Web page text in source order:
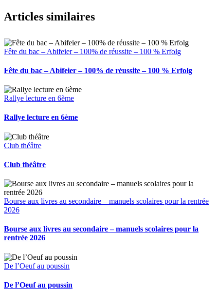
Facebook
X
Pinterest
Email
Articles similaires
Fête du bac – Abifeier – 100% de réussite – 100 % Erfolg
Fête du bac – Abifeier – 100% de réussite – 100 % Erfolg
Rallye lecture en 6ème
Rallye lecture en 6ème
Club théâtre
Club théâtre
Bourse aux livres au secondaire – manuels scolaires pour la rentrée
2026
Bourse aux livres au secondaire – manuels scolaires pour la
rentrée 2026
De l’Oeuf au poussin
De l’Oeuf au poussin